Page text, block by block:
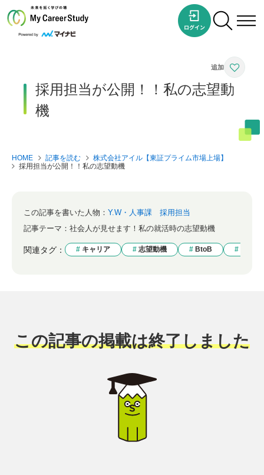
採用担当が公開！！私の志望動
機
HOME 記事を読む
株式会社アイル【東証プライム市場上場】
採用担当が公開！！私の志望動機
この記事を書いた人物： Y.W・人事課 採用担当
記事テーマ： 社会人が見せます！私の就活時の志望動機
関連タグ： キャリア 志望動機 BtoB
この記事の掲載は終了しました